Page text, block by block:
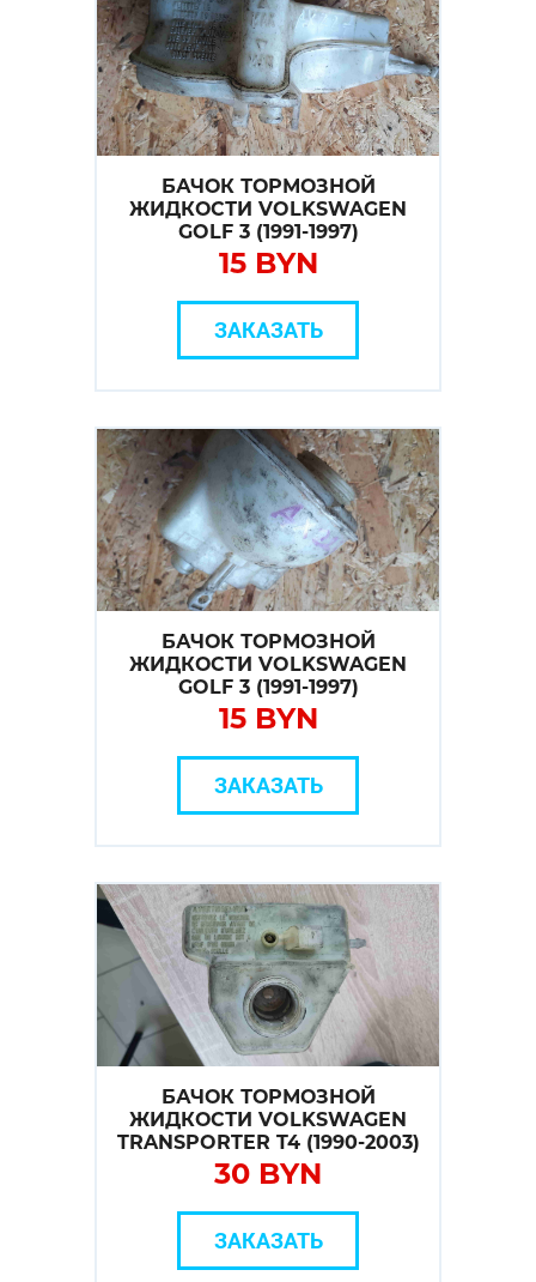
БАЧОК ТОРМОЗНОЙ
ЖИДКОСТИ VOLKSWAGEN
GOLF 3 (1991-1997)
15 BYN
ЗАКАЗАТЬ
БАЧОК ТОРМОЗНОЙ
ЖИДКОСТИ VOLKSWAGEN
GOLF 3 (1991-1997)
15 BYN
ЗАКАЗАТЬ
БАЧОК ТОРМОЗНОЙ
ЖИДКОСТИ VOLKSWAGEN
TRANSPORTER T4 (1990-2003)
30 BYN
ЗАКАЗАТЬ